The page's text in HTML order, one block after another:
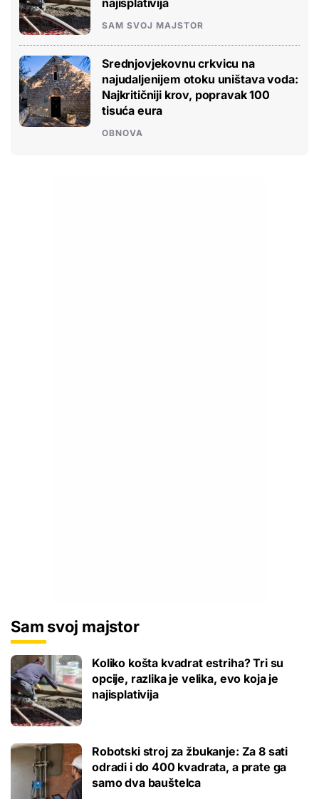
SAM SVOJ MAJSTOR
Srednjovjekovnu crkvicu na
najudaljenijem otoku uništava voda:
Najkritičniji krov, popravak 100
tisuća eura
OBNOVA
Sam svoj majstor
Koliko košta kvadrat estriha? Tri su
opcije, razlika je velika, evo koja je
najisplativija
Robotski stroj za žbukanje: Za 8 sati
odradi i do 400 kvadrata, a prate ga
samo dva bauštelca